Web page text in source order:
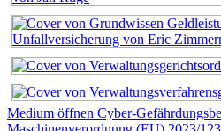
Medium öffnen Cyber-